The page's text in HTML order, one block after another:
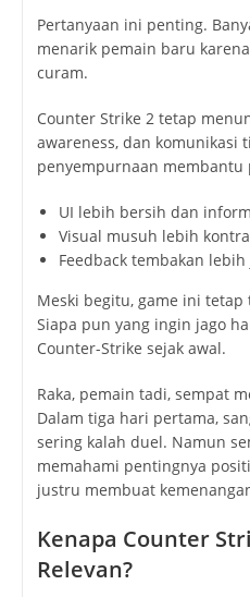
Pertanyaan ini penting.
menarik pemain baru
curam.
Counter Strike 2 tetap
awareness, dan komunikasi
penyempurnaan membantu
UI lebih bersih dan
Visual musuh lebih
Feedback tembakan lebih
Meski begitu, game ini
Siapa pun yang ingin jago
Counter-Strike sejak awal.
Raka, pemain tadi, sempat
Dalam tiga hari pertama,
sering kalah duel. Namun
memahami pentingnya
justru membuat
Kenapa Counter
Relevan?